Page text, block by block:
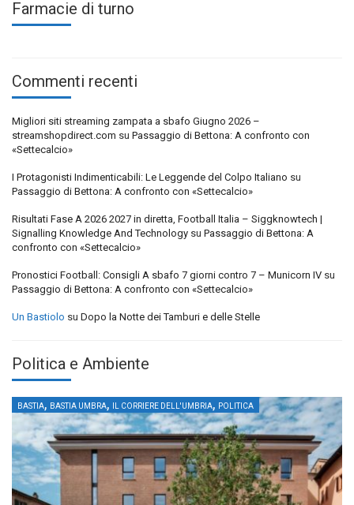
Farmacie di turno
Commenti recenti
Migliori siti streaming zampata a sbafo Giugno 2026 –
streamshopdirect.com su Passaggio di Bettona: A confronto con
«Settecalcio»
I Protagonisti Indimenticabili: Le Leggende del Colpo Italiano su
Passaggio di Bettona: A confronto con «Settecalcio»
Risultati Fase A 2026 2027 in diretta, Football Italia – Siggknowtech |
Signalling Knowledge And Technology su Passaggio di Bettona: A
confronto con «Settecalcio»
Pronostici Football: Consigli A sbafo 7 giorni contro 7 – Municorn IV su
Passaggio di Bettona: A confronto con «Settecalcio»
Un Bastiolo su Dopo la Notte dei Tamburi e delle Stelle
Politica e Ambiente
BASTIA, BASTIA UMBRA, IL CORRIERE DELL'UMBRIA, POLITICA